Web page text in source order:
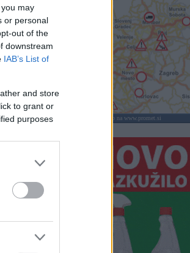
may
or personal
out of the
downstream
IAB’s List of
and store
to grant or
purposes
klikni za vstop na www.promet.si